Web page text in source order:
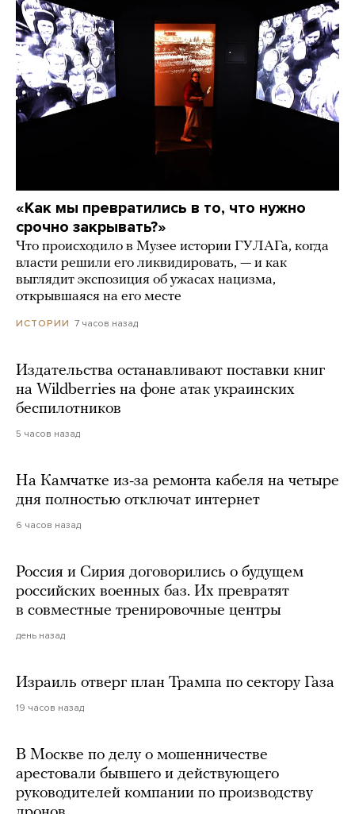
«Как мы превратились в то, что нужно
срочно закрывать?»
Что происходило в Музее истории ГУЛАГа, когда
власти решили его ликвидировать, — и как
выглядит экспозиция об ужасах нацизма,
открывшаяся на его месте
ИСТОРИИ 7 часов назад
Издательства останавливают поставки книг
на Wildberries на фоне атак украинских
беспилотников
5 часов назад
На Камчатке из-за ремонта кабеля на четыре
дня полностью отключат интернет
6 часов назад
Россия и Сирия договорились о будущем
российских военных баз. Их превратят
в совместные тренировочные центры
день назад
Израиль отверг план Трампа по сектору Газа
19 часов назад
В Москве по делу о мошенничестве
арестовали бывшего и действующего
руководителей компании по производству